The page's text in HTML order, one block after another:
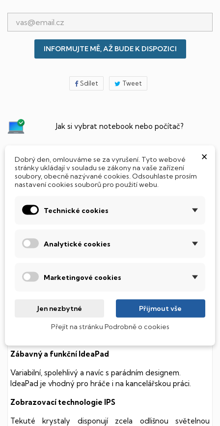
INFORMUJTE MĚ, AŽ BUDE K DISPOZICI
Sdílet Tweet
Jak si vybrat notebook nebo počítač?
Přidat Microsoft Office Plus ➡️ 499,-
Tento notebook je vybaven
diskem, který na rozdíl od starších magnetických HDD
součástmi a je tak mnohem méně náchylný
k mechanickému poškození. Díky použití elektronické
soustavy je tento disk mnohemtišší a především nabízí
Zábavný a funkční IdeaPad
Variabilní, spolehlivý a navíc s parádním designem.
IdeaPad je vhodný pro hráče i na kancelářskou práci.
Zobrazovací technologie IPS
Tekuté krystaly disponují zcela odlišnou světelnou
×
Dobrý den, omlouváme se za vyrušení. Tyto webové
stránky ukládají v souladu se zákony na vaše zařízení
soubory, obecně nazývané cookies. Odsouhlaste prosím
nastavení cookies souborů pro použití webu.
Technické cookies
Analytické cookies
Marketingové cookies
Jen nezbytné Přijmout vše
Přejít na stránku Podrobně o cookies